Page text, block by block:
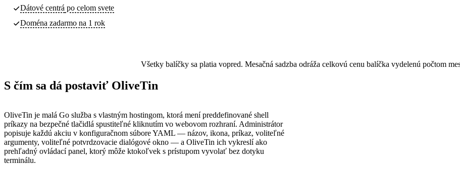
Dátové centrá po celom svete
Doména zadarmo na 1 rok
Všetky balíčky sa platia vopred. Mesačná sadzba odráža celkovú cenu balíčka vydelenú počtom
S čím sa dá postaviť OliveTin
OliveTin je malá Go služba s vlastným hostingom, ktorá mení preddefinované shell
príkazy na bezpečné tlačidlá spustiteľné kliknutím vo webovom rozhraní. Administrátor
popisuje každú akciu v konfiguračnom súbore YAML — názov, ikona, príkaz, voliteľné
argumenty, voliteľné potvrdzovacie dialógové okno — a OliveTin ich vykreslí ako
prehľadný ovládací panel, ktorý môže ktokoľvek s prístupom vyvolať bez dotyku
terminálu.